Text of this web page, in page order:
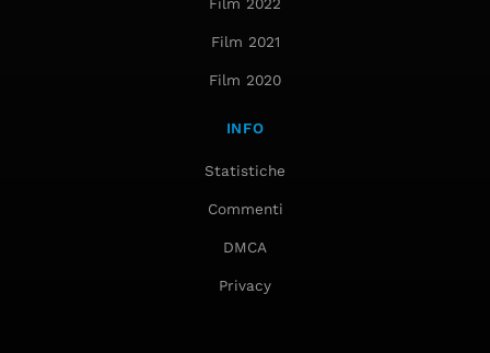
Film 2022
Film 2021
Film 2020
INFO
Statistiche
Commenti
DMCA
Privacy